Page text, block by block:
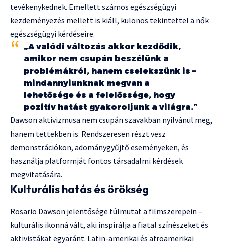
tevékenykednek. Emellett számos egészségügyi
kezdeményezés mellett is kiáll, különös tekintettel a nők
egészségügyi kérdéseire.
„A valódi változás akkor kezdődik,
amikor nem csupán beszélünk a
problémákról, hanem cselekszünk is –
mindannyiunknak megvan a
lehetősége és a felelőssége, hogy
pozitív hatást gyakoroljunk a világra.”
Dawson aktivizmusa nem csupán szavakban nyilvánul meg,
hanem tettekben is. Rendszeresen részt vesz
demonstrációkon, adománygyűjtő eseményeken, és
használja platformját fontos társadalmi kérdések
megvitatására.
Kulturális hatás és örökség
Rosario Dawson jelentősége túlmutat a filmszerepein –
kulturális ikonná vált, aki inspirálja a fiatal színészeket és
aktivistákat egyaránt. Latin-amerikai és afroamerikai